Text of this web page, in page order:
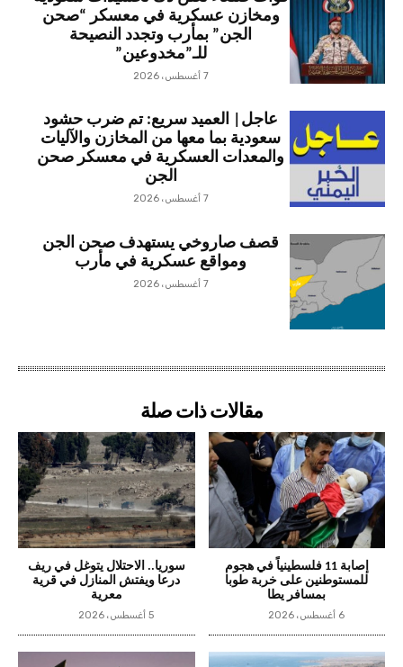
ومخازن عسكرية في معسكر “صحن
الجن” بمأرب وتجدد النصيحة
للـ”مخدوعين”
7 أغسطس، 2026
عاجل| العميد سريع: تم ضرب حشود
سعودية بما معها من المخازن والآليات
والمعدات العسكرية في معسكر صحن
الجن
7 أغسطس، 2026
قصف صاروخي يستهدف صحن الجن
ومواقع عسكرية في مأرب
7 أغسطس، 2026
مقالات ذات صلة
إصابة 11 فلسطينياً في هجوم
للمستوطنين على خربة طوبا
بمسافر يطا
6 أغسطس، 2026
سوريا.. الاحتلال يتوغل في ريف
درعا ويفتش المنازل في قرية
معرية
5 أغسطس، 2026